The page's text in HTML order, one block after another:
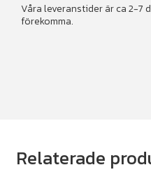
Våra leveranstider är ca 2-7
förekomma.
Relaterade